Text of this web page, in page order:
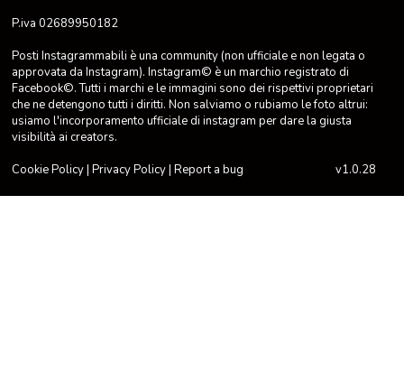
P.iva 02689950182
Posti Instagrammabili è una community (non ufficiale e non legata o
approvata da Instagram). Instagram© è un marchio registrato di
Facebook©. Tutti i marchi e le immagini sono dei rispettivi proprietari
che ne detengono tutti i diritti. Non salviamo o rubiamo le foto altrui:
usiamo l'incorporamento ufficiale di instagram per dare la giusta
visibilità ai creators.
Cookie Policy|Privacy Policy|Report a bug v1.0.28